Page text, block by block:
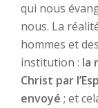
qui nous
nous. La
hommes et
institution : la
Christ par
envoyé ; et